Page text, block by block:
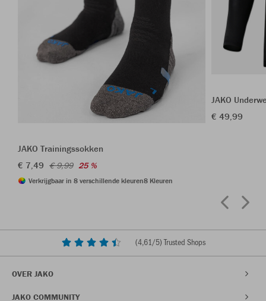
JAKO Trainingssokken
€ 7,49 € 9,99 25 %
Verkrijgbaar in 8 verschillende kleuren8 Kleuren
JAKO
€ 49,99
(4,61/5) Trusted Shops
OVER JAKO
JAKO COMMUNITY